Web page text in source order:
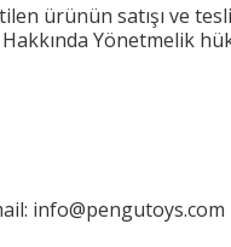
ürünün satışı ve
Yönetmelik
info@pengutoys.com